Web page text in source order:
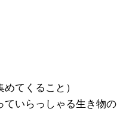
てくること）
ていらっしゃる生き物の